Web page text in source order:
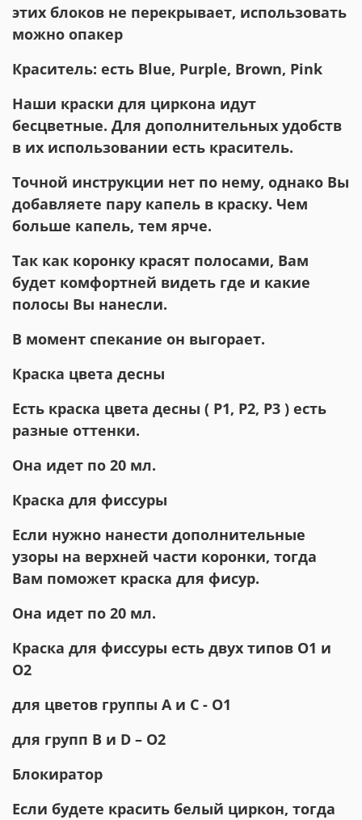
этих блоков не перекрывает, использовать
можно опакер
Краситель: есть Blue, Purple, Brown, Pink
Наши краски для циркона идут
бесцветные. Для дополнительных удобств
в их использовании есть краситель.
Точной инструкции нет по нему, однако Вы
добавляете пару капель в краску. Чем
больше капель, тем ярче.
Так как коронку красят полосами, Вам
будет комфортней видеть где и какие
полосы Вы нанесли.
В момент спекание он выгорает.
Краска цвета десны
Есть краска цвета десны ( P1, P2, P3 ) есть
разные оттенки.
Она идет по 20 мл.
Краска для фиссуры
Если нужно нанести дополнительные
узоры на верхней части коронки, тогда
Вам поможет краска для фисур.
Она идет по 20 мл.
Краска для фиссуры есть двух типов О1 и
О2
для цветов группы А и C - О1
для групп B и D – О2
Блокиратор
Если будете красить белый циркон, тогда